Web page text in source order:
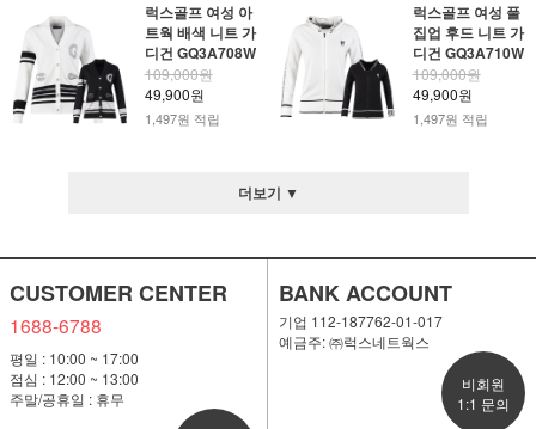
럭스골프 여성 아
트웍 배색 니트 가
디건 GQ3A708W
109,000원
49,900원
1,497원 적립
럭스골프 여성 풀
집업 후드 니트 가
디건 GQ3A710W
109,000원
49,900원
1,497원 적립
더보기 ▼
CUSTOMER CENTER
1688-6788
평일 : 10:00 ~ 17:00
점심 : 12:00 ~ 13:00
주말/공휴일 : 휴무
BANK ACCOUNT
기업 112-187762-01-017
예금주: ㈜럭스네트웍스
비회원
1:1 문의